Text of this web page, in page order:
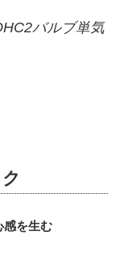
バルブ単気
感を生む